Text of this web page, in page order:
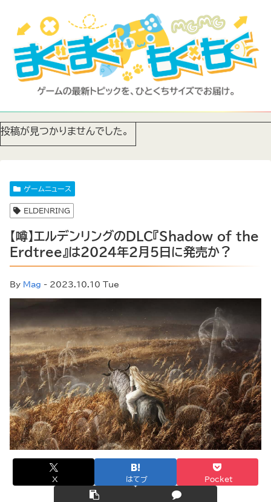
投稿が見つかりませんでした。
ゲームニュース
ELDENRING
【噂】エルデンリングのDLC『Shadow of the
Erdtree』は2024年2月5日に発売か？
By Mag - 2023.10.10 Tue
X はてブ Pocket